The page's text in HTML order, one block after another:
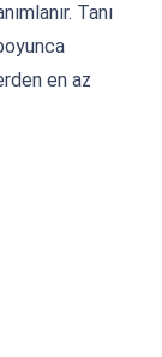
Tanı
en az